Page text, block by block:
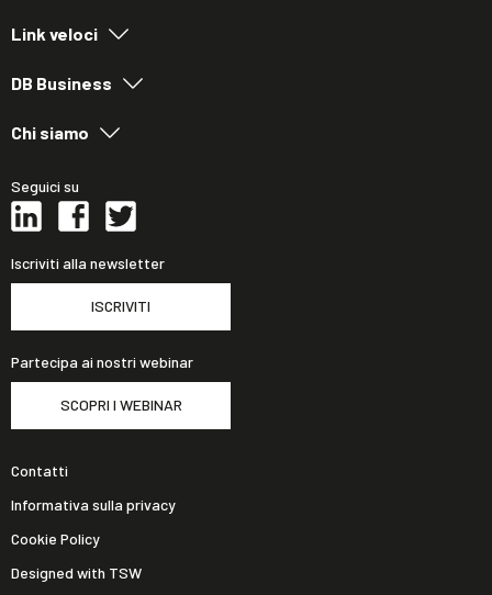
Link veloci
DB Business
Chi siamo
Seguici su
Iscriviti alla newsletter
ISCRIVITI
Partecipa ai nostri webinar
SCOPRI I WEBINAR
Contatti
Informativa sulla privacy
Cookie Policy
Designed with TSW